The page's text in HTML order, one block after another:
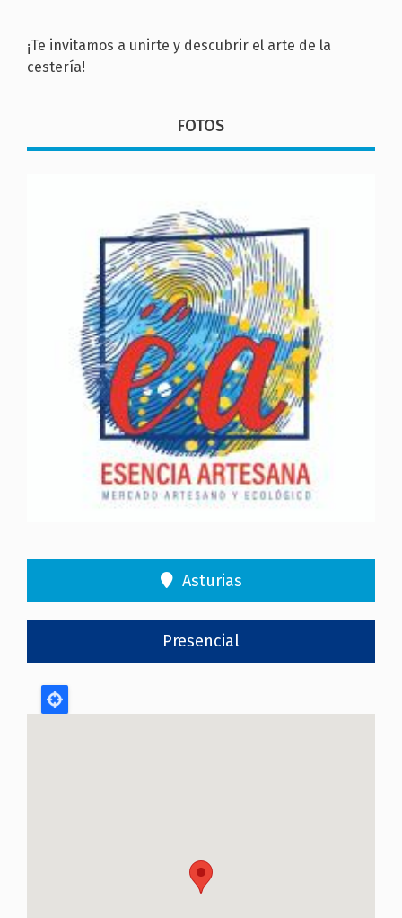
¡Te invitamos a unirte y descubrir el arte de la
cestería!
FOTOS
Asturias
Presencial